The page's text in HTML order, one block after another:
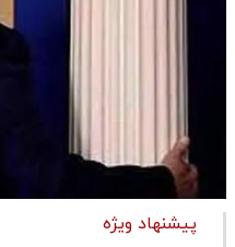
پیشنهاد ویژه